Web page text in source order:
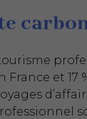
et 17